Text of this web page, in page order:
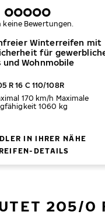
Winterreifen mit
für
und Wohnmobile
keine Bewertungen.
R 16 C 110/108R
170 km/h Maximale
1060 kg
IN IHRER NÄHE
DETAILS
205/0